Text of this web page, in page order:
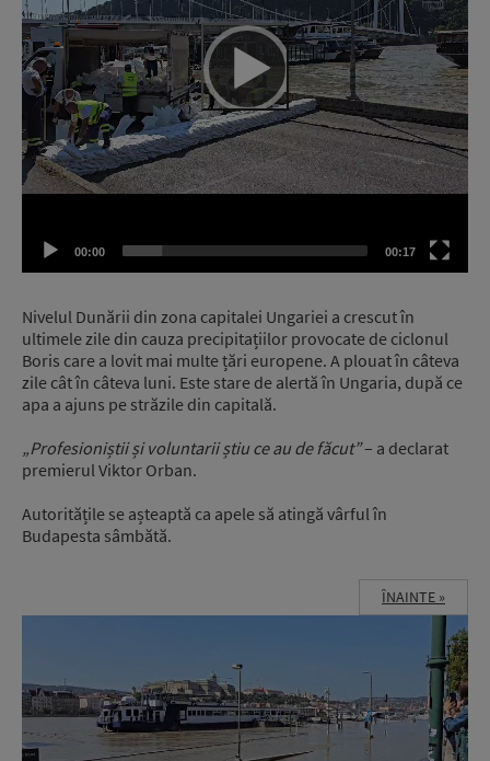
00:00 00:17
Nivelul Dunării din zona capitalei Ungariei a crescut în
ultimele zile din cauza precipitațiilor provocate de ciclonul
Boris care a lovit mai multe țări europene. A plouat în câteva
zile cât în câteva luni. Este stare de alertă în Ungaria, după ce
apa a ajuns pe străzile din capitală.
„Profesioniștii și voluntarii știu ce au de făcut”– a declarat
premierul Viktor Orban.
Autoritățile se așteaptă ca apele să atingă vârful în
Budapesta sâmbătă.
ÎNAINTE »